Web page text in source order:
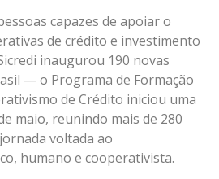
capazes de apoiar o
de crédito e investimento
inaugurou 190 novas
— o Programa de Formação
de Crédito iniciou uma
maio, reunindo mais de 280
voltada ao
humano e cooperativista.